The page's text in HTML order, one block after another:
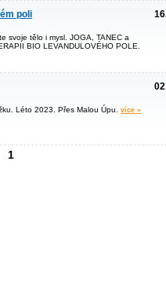
poli
svoje tělo i mysl. JOGA, TANEC a
BIO LEVANDULOVÉHO POLE.
Léto 2023. Přes Malou Úpu. více »
1